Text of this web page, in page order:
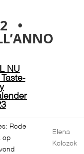
•
NU
Rode
op
Elena
Kolczok